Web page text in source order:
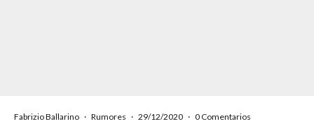
Fabrizio Ballarino · Rumores · 29/12/2020 · 0 Comentarios